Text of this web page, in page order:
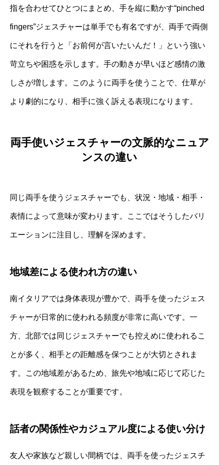
指を合わせてひとつにまとめ、手を縦に動かす“pinched
fingers”ジェスチャーは単手でも有名ですが、両手で両側
にそれを行うと「お前何が言いたいんだ！」という強い
苛立ちや困惑を示します。手の動きが早いほど感情の激
しさが増します。このように両手を使うことで、仕草が
より劇的になり、相手に強く訴える表現になります。
両手使いジェスチャーの文脈的なニュア
ンスの違い
同じ両手を使うジェスチャーでも、状況・地域・相手・
表情によって意味が変わります。ここではそうしたバリ
エーションに注目し、理解を深めます。
地域差による使われ方の違い
南イタリアでは身体表現が豊かで、両手を使ったジェス
チャーが日常的に使われる頻度が非常に高いです。一
方、北部では同じジェスチャーでも控えめに使われるこ
とが多く、相手との距離感を保つことが大切とされま
す。この地域差があるため、旅先や地域に応じて応じた
表現を観察することが重要です。
話者の関係性やカジュアル度による使い分け
友人や家族など親しい間柄では、両手を使ったジェスチ